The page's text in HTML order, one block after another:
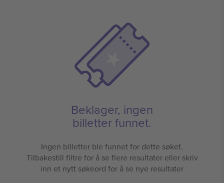
Beklager, ingen
billetter funnet.
Ingen billetter ble funnet for dette søket.
Tilbakestill filtre for å se flere resultater eller skriv
inn et nytt søkeord for å se nye resultater